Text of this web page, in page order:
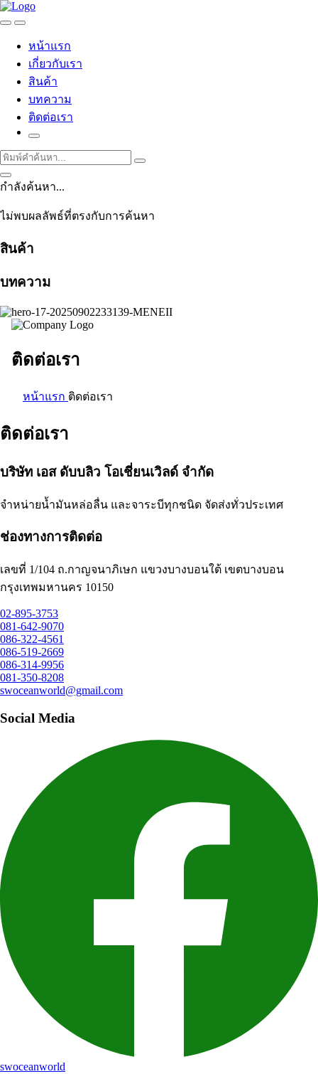
หน้าแรก
เกี่ยวกับเรา
สินค้า
บทความ
ติดต่อเรา
กำลังค้นหา...
ไม่พบผลลัพธ์ที่ตรงกับการค้นหา
สินค้า
บทความ
ติดต่อเรา
หน้าแรก ติดต่อเรา
ติดต่อเรา
บริษัท เอส ดับบลิว โอเชี่ยนเวิลด์ จำกัด
จำหน่ายน้ำมันหล่อลื่น และจาระบีทุกชนิด จัดส่งทั่วประเทศ
ช่องทางการติดต่อ
เลขที่ 1/104 ถ.กาญจนาภิเษก แขวงบางบอนใต้ เขตบางบอน
กรุงเทพมหานคร 10150
02-895-3753
081-642-9070
086-322-4561
086-519-2669
086-314-9956
081-350-8208
swoceanworld@gmail.com
Social Media
swoceanworld